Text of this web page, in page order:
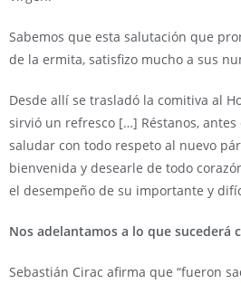
Sabemos que esta salutación que
de la ermita, satisfizo mucho a sus
Desde allí se trasladó la comitiva al
sirvió un refresco […] Réstanos,
saludar con todo respeto al nuevo
bienvenida y desearle de todo
el desempeño de su importante y
Nos adelantamos a lo que sucederá
Sebastián Cirac afirma que “fueron